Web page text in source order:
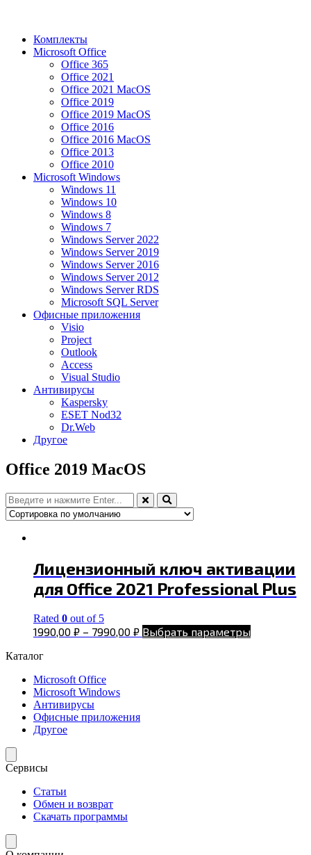
Комплекты
Microsoft Office
Office 365
Office 2021
Office 2021 MacOS
Office 2019
Office 2019 MacOS
Office 2016
Office 2016 MacOS
Office 2013
Office 2010
Microsoft Windows
Windows 11
Windows 10
Windows 8
Windows 7
Windows Server 2022
Windows Server 2019
Windows Server 2016
Windows Server 2012
Windows Server RDS
Microsoft SQL Server
Офисные приложения
Visio
Project
Outlook
Access
Visual Studio
Антивирусы
Kaspersky
ESET Nod32
Dr.Web
Другое
Office 2019 MacOS
Лицензионный ключ активации
для Office 2021 Professional Plus
Rated 0 out of 5
1990,00 ₽ – 7990,00 ₽ Выбрать параметры
Каталог
Microsoft Office
Microsoft Windows
Антивирусы
Офисные приложения
Другое
Сервисы
Статьи
Обмен и возврат
Скачать программы